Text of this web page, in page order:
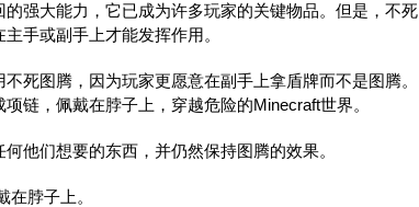
强大能力，它已成为许多玩家的关键物品。但是，不死
手或副手上才能发挥作用。
死图腾，因为玩家更愿意在副手上拿盾牌而不是图腾。
链，佩戴在脖子上，穿越危险的Minecraft世界。
他们想要的东西，并仍然保持图腾的效果。
脖子上。